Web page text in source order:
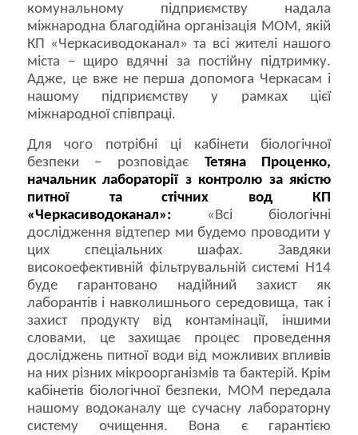
комунальному підприємству надала
міжнародна благодійна організація МОМ, якій
КП «Черкасиводоканал» та всі жителі нашого
міста – щиро вдячні за постійну підтримку.
Адже, це вже не перша допомога Черкасам і
нашому підприємству у рамках цієї
міжнародної співпраці.
Для чого потрібні ці кабінети біологічної
безпеки – розповідає Тетяна Проценко,
начальник лабораторії з контролю за якістю
питної та стічних вод КП
«Черкасиводоканал»: «Всі біологічні
дослідження відтепер ми будемо проводити у
цих спеціальних шафах. Завдяки
високоефективній фільтрувальній системі H14
буде гарантовано надійний захист як
лаборантів і навколишнього середовища, так і
захист продукту від контамінації, іншими
словами, це захищає процес проведення
досліджень питної води від можливих впливів
на них різних мікроорганізмів та бактерій. Крім
кабінетів біологічної безпеки, МОМ передала
нашому водоканалу ще сучасну лабораторну
систему очищення. Вона є гарантією